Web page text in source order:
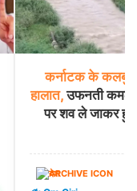
कर्नाटक के कलबुर्गी
हालात,उफनती
पर शव ले जाकर
देश